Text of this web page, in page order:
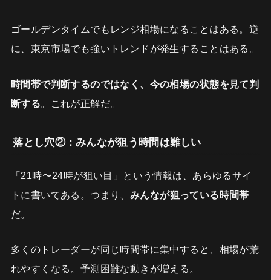
ゴールデンタイムでもレンジ相場になることはある。逆
に、東京市場でも強いトレンドが発生することはある。
時間帯で判断するのではなく、今の相場の状態を見て判
断する 。これが正解だ。
落とし穴②：みんなが狙う時間は難しい
「21時〜24時が狙い目」という情報は、あらゆるサイ
トに書いてある。つまり、 みんなが狙っている時間帯
だ。
多くのトレーダーが同じ時間帯に集中すると、相場が荒
れやすくなる。予測困難な動きが増える。